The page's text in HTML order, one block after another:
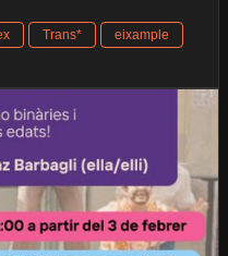
Trans*
eixample